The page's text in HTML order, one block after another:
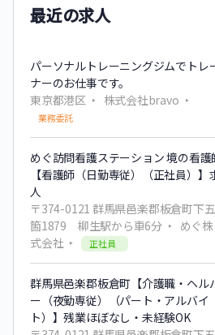
reha-reach
最近の求人
パーソナルトレーニングジムでトレ
ナーのお仕事です。
東京都港区
株式会社bravo
業務委託
めぐ訪問看護ステーション 境の看護
【看護師（日勤専従）（正社員）】
人
〒374-0121 群馬県邑楽郡板倉町下五
箇1879 柳生駅から車6分
めぐ株
式会社
正社員
群馬県邑楽郡板倉町【介護職・ヘル
ー（夜勤専従）（パート・アルバイ
ト）】残業ほぼなし・未経験OK